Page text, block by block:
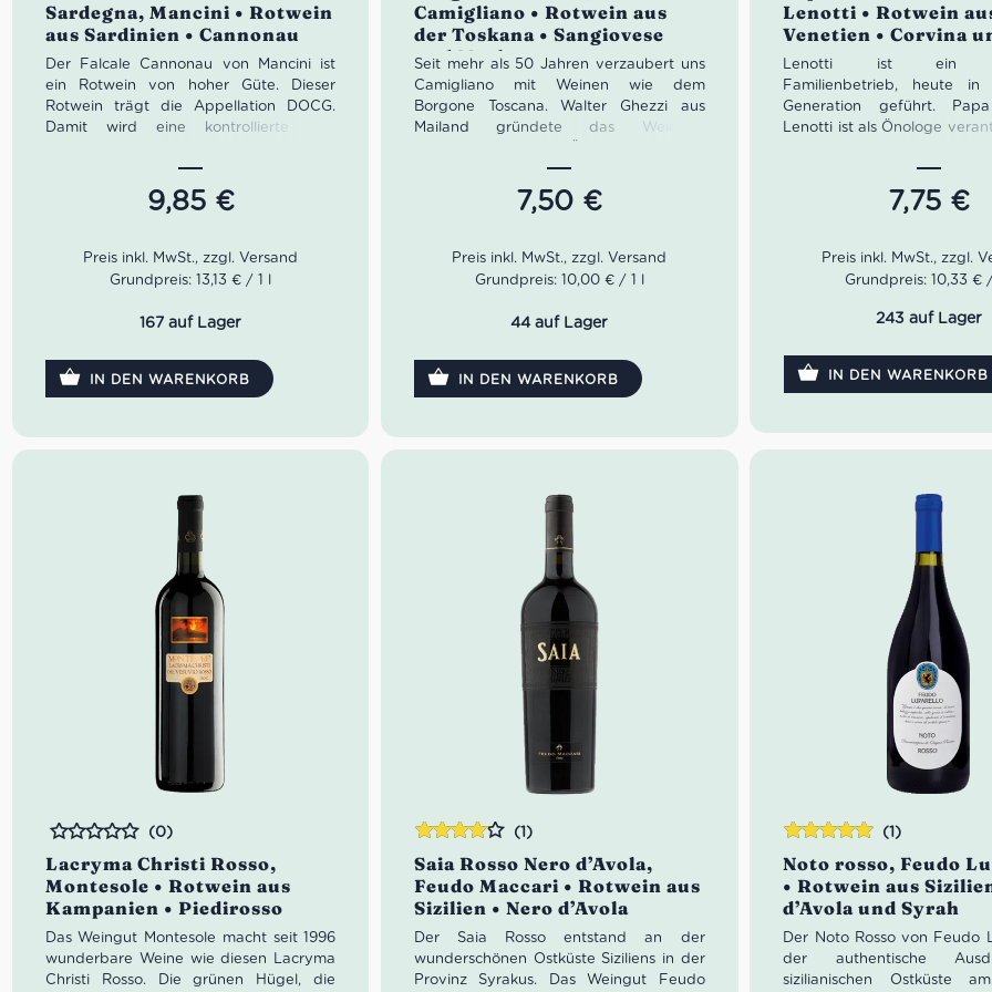
Sardegna, Mancini • Rotwein
aus Sardinien • Cannonau
Der Falcale Cannonau von Mancini ist
ein Rotwein von hoher Güte. Dieser
Rotwein trägt die Appellation DOCG.
Damit wird eine kontrollierte und
Sardiniens gemeint.
von Mancini ist aus 100%
Cannonau bzw. sortenrein aus der
ideal für Fleischgerichte und
Farbe: rubinrot
aromatisches Aroma
Geschmack: gut ausgewogen und
guter Mineralität
9,85 €
5
Grundpreis: 13,13 € / 1 l
167 auf Lager
IN DEN WARENKORB
Camigliano • Rotwein aus
der Toskana • Sangiovese
und Merlot
Seit mehr als 50 Jahren verzaubert uns
Camigliano mit Weinen wie dem
Borgone Toscana. Walter Ghezzi aus
Mailand gründete das Weingut,
zusammen mit dem Önologen Lorenzo
Landi, dem neuen Keller als auch etwa
90 Hektar Rebfläche wurde sein Traum
Wirklichkeit. Nachdem Walter Ghezzi
Ehefrau Laura das Weingut vermachte,
leitet das Paar Camigliano.
Der Borgone Toscana von Camigliano ist
Sangiovese als auch Merlot. Der
Borgone bekommt daher eine
wunderbar strahlende rote Farbe. Das
von roten reifen Früchten sowie
Zudem erscheint der Wein äußerst
elegant sowie sehr ausgewogen.
Farbe: Strahlendes Rot
Geruch: Rote reife Früchte,
würzige Kräuter
Geschmack: Samtige Tannine,
ausgewogen, lange anhaltend
Idealer Versandkarton: 21 Flaschen
7,50 €
3.00
von 5
Grundpreis: 10,00 € / 1 l
44 auf Lager
IN DEN WARENKORB
Lenotti • Rotwein
Venetien • Corvina
Lenotti ist ein
Familienbetrieb, heute
Generation geführt.
Lenotti ist als Önologe
die letzten Schritte der
Mama Marina Lenotti leitet
Verkauf in Italien. Ihr
Geschäft.
7,75 €
Grundpreis: 10,33 €
243 auf Lager
IN DEN WARENKORB
Lacryma Christi Rosso,
Montesole • Rotwein aus
Kampanien • Piedirosso
Bewertet
(0)
Das Weingut Montesole macht seit 1996
wunderbare Weine wie diesen
Lacryma
Christi Rosso. Die grünen Hügel, die
Saia Rosso Nero d’Avola,
Feudo Maccari • Rotwein aus
Sizilien • Nero d’Avola
(1)
Der Saia Rosso entstand an der
wunderschönen Ostküste Siziliens in der
Provinz Syrakus. Das Weingut Feudo
Bewertet
mit4.00
von 5
Noto rosso, Feudo
• Rotwein aus
d’Avola und Syrah
(1)
Der Noto Rosso von Feudo
der authentische
sizilianischen Ostküste
Bewertet
mit5.00 von
5